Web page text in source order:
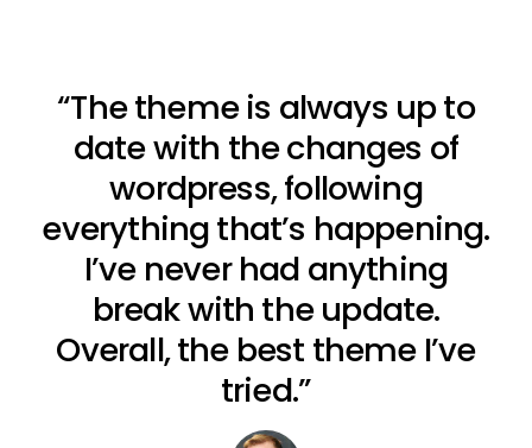
“The theme is always up to
date with the changes of
wordpress, following
everything that’s happening.
I’ve never had anything
break with the update.
Overall, the best theme I’ve
tried.”